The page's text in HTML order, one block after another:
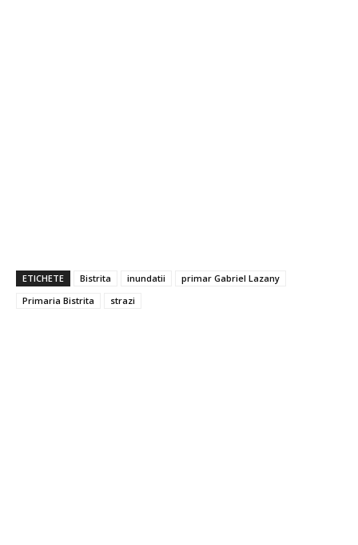
ETICHETE Bistrita inundatii
primar Gabriel Lazany
Primaria Bistrita
strazi